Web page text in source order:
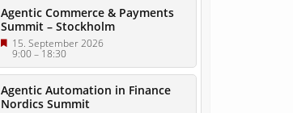
Agentic Commerce & Payments
Summit – Stockholm
15. September 2026
9:00–18:30
Agentic Automation in Finance
Nordics Summit